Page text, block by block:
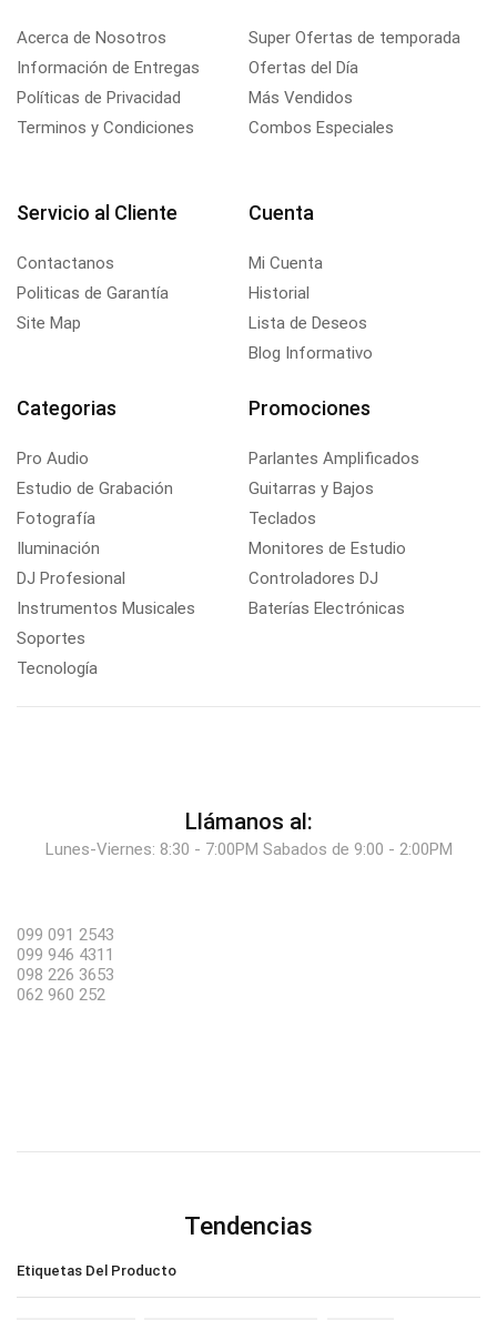
Acerca de Nosotros
Información de Entregas
Políticas de Privacidad
Terminos y Condiciones
Super Ofertas de temporada
Ofertas del Día
Más Vendidos
Combos Especiales
Servicio al Cliente
Contactanos
Politicas de Garantía
Site Map
Cuenta
Mi Cuenta
Historial
Lista de Deseos
Blog Informativo
Categorias
Pro Audio
Estudio de Grabación
Fotografía
Iluminación
DJ Profesional
Instrumentos Musicales
Soportes
Tecnología
Promociones
Parlantes Amplificados
Guitarras y Bajos
Teclados
Monitores de Estudio
Controladores DJ
Baterías Electrónicas
Llámanos al:
Lunes-Viernes: 8:30 - 7:00PM Sabados de 9:00 - 2:00PM
099 091 2543
099 946 4311
098 226 3653
062 960 252
Tendencias
Etiquetas Del Producto